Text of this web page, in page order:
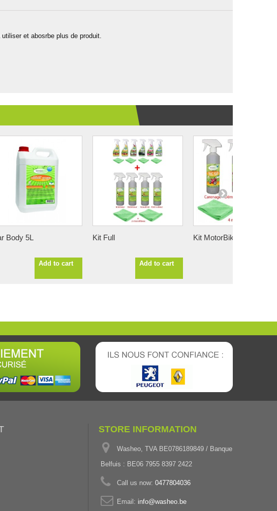
et abosrbe plus de produit.
Body 5L
Add to cart
Kit Full
Add to cart
Kit MotorBike
STORE INFORMATION
Washeo, TVA BE0786189849 / Banque
Belfuis : BE06 7955 8397 2422
Call us now: 0477804036
Email: info@washeo.be